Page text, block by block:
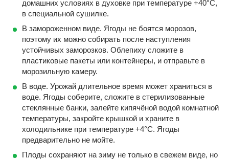
домашних условиях в духовке при температуре +40°С,
в специальной сушилке.
В замороженном виде. Ягоды не боятся морозов,
поэтому их можно собирать после наступления
устойчивых заморозков. Облепиху сложите в
пластиковые пакеты или контейнеры, и отправьте в
морозильную камеру.
В воде. Урожай длительное время может храниться в
воде. Ягоды соберите, сложите в стерилизованные
стеклянные банки, залейте кипячёной водой комнатной
температуры, закройте крышкой и храните в
холодильнике при температуре +4°C. Ягоды
предварительно не мойте.
Плоды сохраняют на зиму не только в свежем виде, но